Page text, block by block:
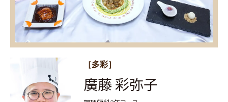
［多彩］
廣藤 彩弥子